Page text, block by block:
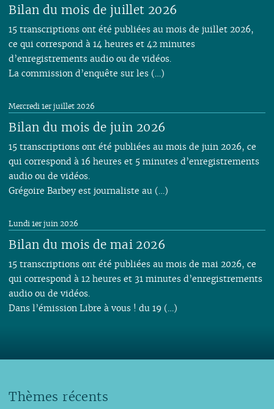
Bilan du mois de juillet 2026
15 transcriptions ont été publiées au mois de juillet 2026,
ce qui correspond à 14 heures et 42 minutes
d’enregistrements audio ou de vidéos.
La commission d’enquête sur les (…)
Bilan du mois de juin 2026
Mercredi 1er juillet 2026
15 transcriptions ont été publiées au mois de juin 2026, ce
qui correspond à 16 heures et 5 minutes d’enregistrements
audio ou de vidéos.
Grégoire Barbey est journaliste au (…)
Bilan du mois de mai 2026
Lundi 1er juin 2026
15 transcriptions ont été publiées au mois de mai 2026, ce
qui correspond à 12 heures et 31 minutes d’enregistrements
audio ou de vidéos.
Dans l’émission Libre à vous ! du 19 (…)
Thèmes récents